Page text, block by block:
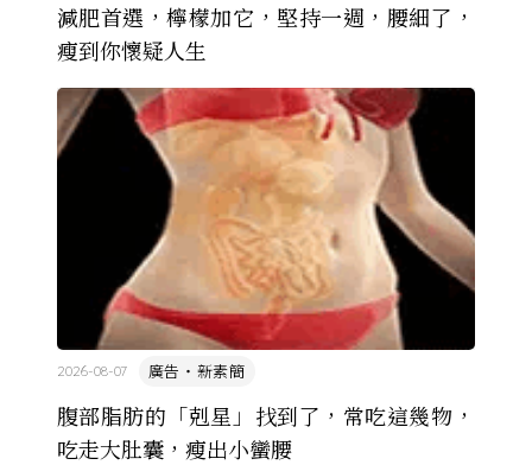
減肥首選，檸檬加它，堅持一週，腰細了，
瘦到你懷疑人生
腹部脂肪的「剋星」找到了，常吃這幾物，
吃走大肚囊，瘦出小蠻腰
廣告・新素簡
2026-08-07